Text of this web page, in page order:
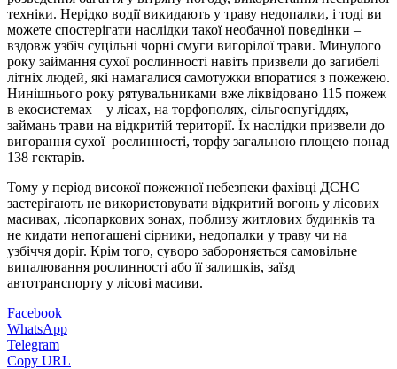
техніки. Нерідко водії викидають у траву недопалки, і тоді ви
можете спостерігати наслідки такої необачної поведінки –
вздовж узбіч суцільні чорні смуги вигорілої трави. Минулого
року займання сухої рослинності навіть призвели до загибелі
літніх людей, які намагалися самотужки впоратися з пожежею.
Нинішнього року рятувальниками вже ліквідовано 115 пожеж
в екосистемах – у лісах, на торфополях, сільгоспугіддях,
займань трави на відкритій території. Їх наслідки призвели до
вигорання сухої рослинності, торфу загальною площею понад
138 гектарів.
Тому у період високої пожежної небезпеки фахівці ДСНС
застерігають не використовувати відкритий вогонь у лісових
масивах, лісопаркових зонах, поблизу житлових будинків та
не кидати непогашені сірники, недопалки у траву чи на
узбіччя доріг. Крім того, суворо забороняється самовільне
випалювання рослинності або її залишків, заїзд
автотранспорту у лісові масиви.
Facebook
WhatsApp
Telegram
Copy URL